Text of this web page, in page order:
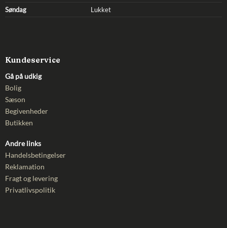
Søndag
Lukket
Kundeservice
Gå på udkig
Bolig
Sæson
Begivenheder
Butikken
Andre links
Handelsbetingelser
Reklamation
Fragt og levering
Privatlivspolitik